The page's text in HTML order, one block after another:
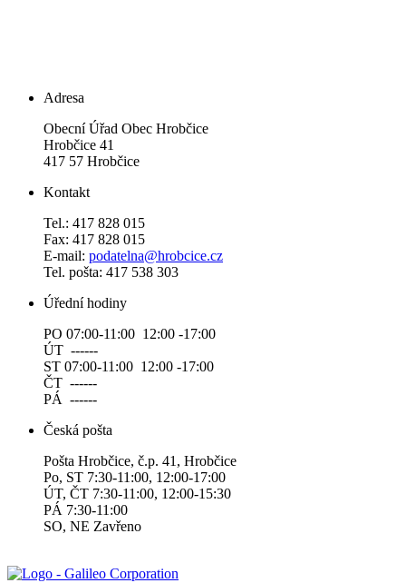
Adresa
Obecní Úřad Obec Hrobčice
Hrobčice 41
417 57 Hrobčice
Kontakt
Tel.: 417 828 015
Fax: 417 828 015
E-mail: podatelna@hrobcice.cz
Tel. pošta: 417 538 303
Úřední hodiny
PO 07:00-11:00 12:00 -17:00
ÚT ------
ST 07:00-11:00 12:00 -17:00
ČT ------
PÁ ------
Česká pošta
Pošta Hrobčice, č.p. 41, Hrobčice
Po, ST 7:30-11:00, 12:00-17:00
ÚT, ČT 7:30-11:00, 12:00-15:30
PÁ 7:30-11:00
SO, NE Zavřeno